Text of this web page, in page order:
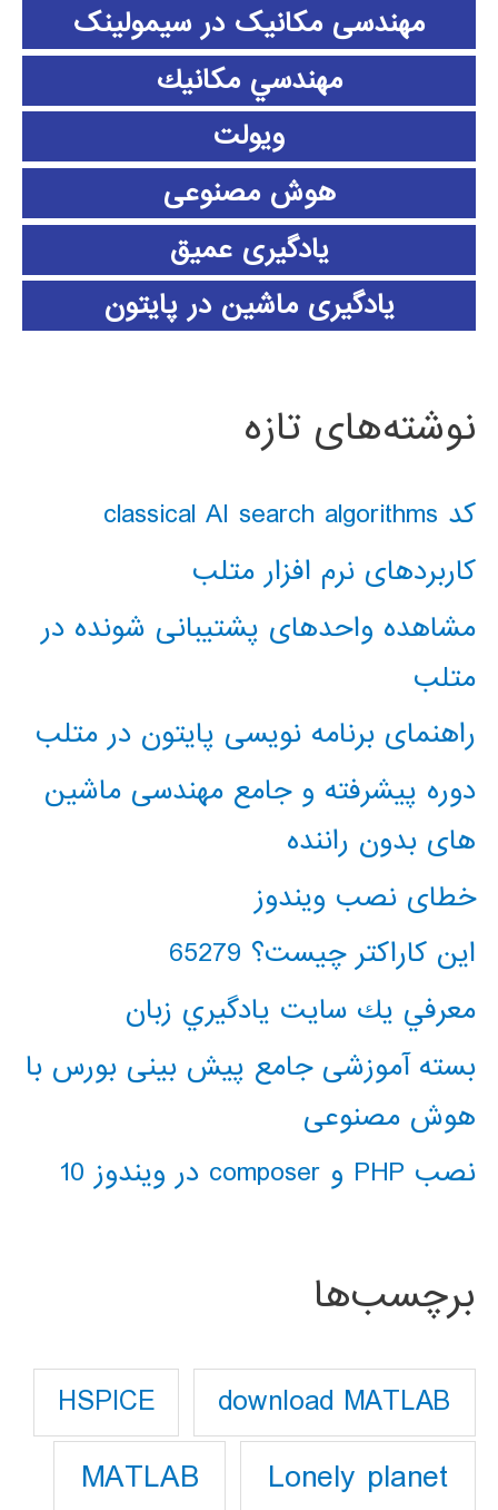
مهندسی مکانیک در سیمولینک
مهندسي مكانيك
ویولت
هوش مصنوعی
یادگیری عمیق
یادگیری ماشین در پایتون
نوشته‌های تازه
کد classical AI search algorithms
کاربردهای نرم افزار متلب
مشاهده واحدهای پشتیبانی شونده در
متلب
راهنمای برنامه نویسی پایتون در متلب
دوره پیشرفته و جامع مهندسی ماشین
های بدون راننده
خطای نصب ویندوز
این کاراکتر چیست؟ 65279
معرفي يك سايت يادگيري زبان
بسته آموزشی جامع پیش بینی بورس با
هوش مصنوعی
نصب PHP و composer در ویندوز 10
برچسب‌ها
download MATLAB
HSPICE
Lonely planet
MATLAB